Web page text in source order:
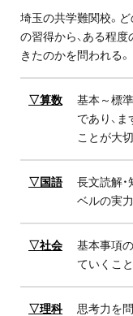
プライバシーポリシ
免責事項・著作権等
埼玉の共学難関校。
の習得から、ある程
きたのかを問われる。
▽算数
基本～標
であり、
ことが大切
▽国語
長文読解
ベルの実
▽社会
基本事項
ていくこ
▽理科
思考力を